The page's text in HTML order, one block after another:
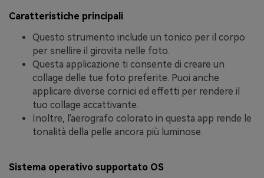
Caratteristiche principali
Questo strumento include un tonico per il corpo
per snellire il girovita nelle foto.
Questa applicazione ti consente di creare un
collage delle tue foto preferite. Puoi anche
applicare diverse cornici ed effetti per rendere il
tuo collage accattivante.
Inoltre, l'aerografo colorato in questa app rende le
tonalità della pelle ancora più luminose.
Sistema operativo supportato OS